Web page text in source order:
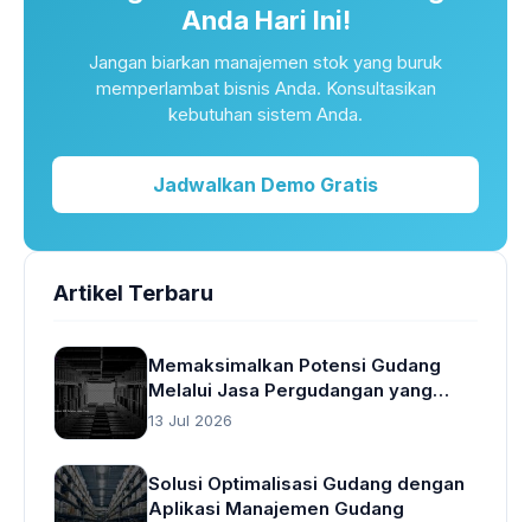
Anda Hari Ini!
Jangan biarkan manajemen stok yang buruk
memperlambat bisnis Anda. Konsultasikan
kebutuhan sistem Anda.
Jadwalkan Demo Gratis
Artikel Terbaru
Memaksimalkan Potensi Gudang
Melalui Jasa Pergudangan yang
Cerdas
13 Jul 2026
Solusi Optimalisasi Gudang dengan
Aplikasi Manajemen Gudang